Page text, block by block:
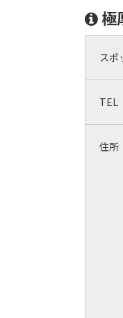
極
スポ
TEL
住所